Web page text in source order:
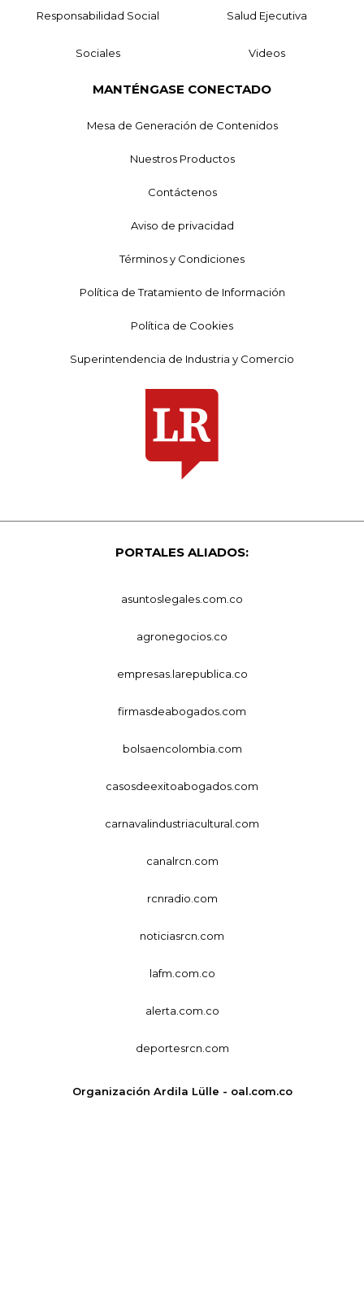
Responsabilidad Social Salud Ejecutiva
Sociales Videos
MANTÉNGASE CONECTADO
Mesa de Generación de Contenidos
Nuestros Productos
Contáctenos
Aviso de privacidad
Términos y Condiciones
Política de Tratamiento de Información
Política de Cookies
Superintendencia de Industria y Comercio
PORTALES ALIADOS:
asuntoslegales.com.co
agronegocios.co
empresas.larepublica.co
firmasdeabogados.com
bolsaencolombia.com
casosdeexitoabogados.com
carnavalindustriacultural.com
canalrcn.com
rcnradio.com
noticiasrcn.com
lafm.com.co
alerta.com.co
deportesrcn.com
Organización Ardila Lülle - oal.com.co